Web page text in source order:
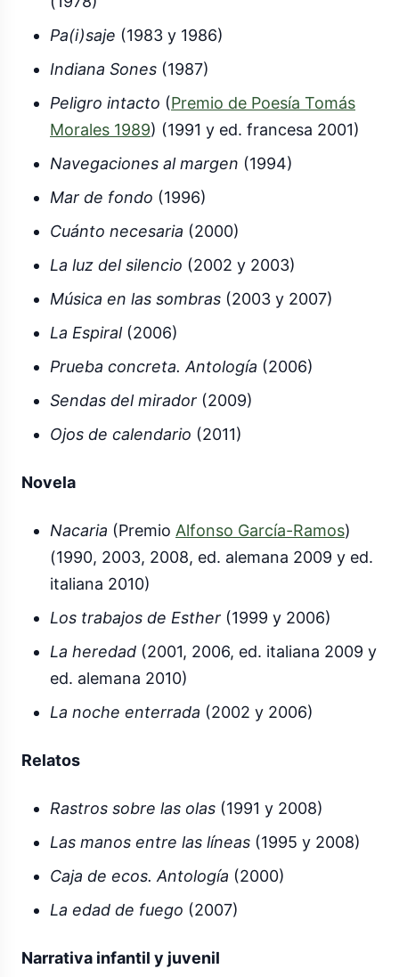
Pa(i)saje (1983 y 1986)
Indiana Sones (1987)
Peligro intacto (Premio de Poesía Tomás
Morales 1989) (1991 y ed. francesa 2001)
Navegaciones al margen (1994)
Mar de fondo (1996)
Cuánto necesaria (2000)
La luz del silencio (2002 y 2003)
Música en las sombras (2003 y 2007)
La Espiral(2006)
Prueba concreta. Antología (2006)
Sendas del mirador (2009)
Ojos de calendario (2011)
Novela
Nacaria (Premio Alfonso García-Ramos)
(1990, 2003, 2008, ed. alemana 2009 y ed.
italiana 2010)
Los trabajos de Esther (1999 y 2006)
La heredad (2001, 2006, ed. italiana 2009 y
ed. alemana 2010)
La noche enterrada (2002 y 2006)
Relatos
Rastros sobre las olas (1991 y 2008)
Las manos entre las líneas (1995 y 2008)
Caja de ecos. Antología (2000)
La edad de fuego (2007)
Narrativa infantil y juvenil